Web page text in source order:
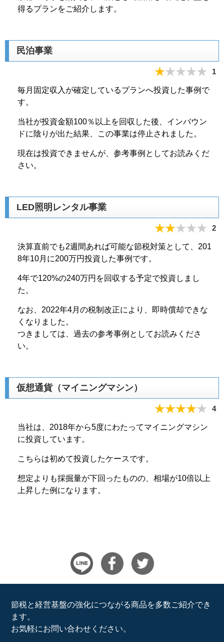
得るプランをご紹介します。
民泊事業
1
毎月固定収入が確定しているプランへ投資した事例で
す。
当社が投資金額100％以上を回収した後、インバウン
ドに陰りが出た結果、この事業は停止されました。
現在は投資できませんが、参考事例としてお読みくだ
さい。
LED照明レンタル事業
2
決算直前でも2週間あれば可能な節税対策として、201
8年10月に200万円投資した事例です。
4年で120%の240万円を回収する予定で投資しまし
た。
なお、2022年4月の税制改正により、即時償却できな
くなりました。
つきましては、過去の参考事例としてお読みくださ
い。
仮想通貨（マイニングマシン）
4
当社は、2018年から5度にわたってマイニングマシン
に投資しています。
こちらは初めて投資したケースです。
想定よりも採掘量が下回ったものの、相場が10倍以上
上昇した例になります。
節税と経営基盤の強化につながる商品を多数ご紹介でき
ます。
お気軽にお問い合わせください。